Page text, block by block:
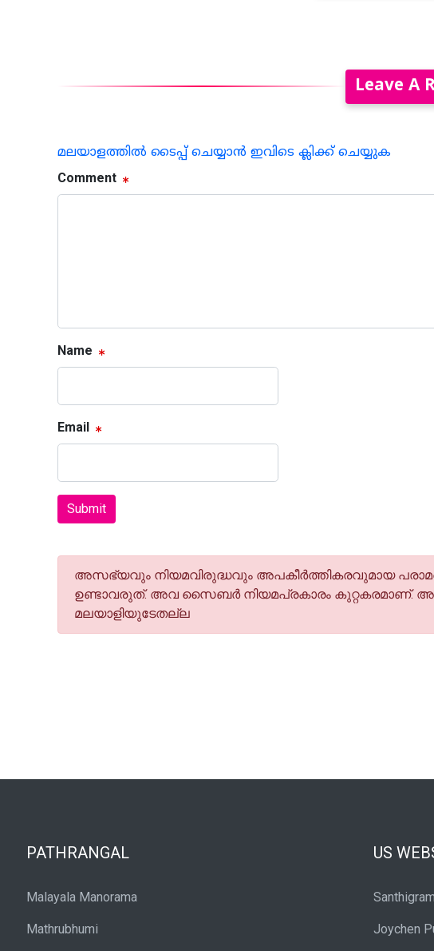
Leave A
മലയാളത്തില്‍ ടൈപ്പ് ചെയ്യാന്‍ ഇവിടെ ക്ലിക്ക് ചെയ്യുക
Comment
Name
Email
Submit
അസഭ്യവും നിയമവിരുദ്ധവും അപകീര്‍ത്തികരവുമായ
ഉണ്ടാവരുത്. അവ സൈബര്‍ നിയമപ്രകാരം കുറ്റകരമാണ്.
മലയാളിയുടേതല്ല
PATHRANGAL
Malayala Manorama
Mathrubhumi
US
Joychen